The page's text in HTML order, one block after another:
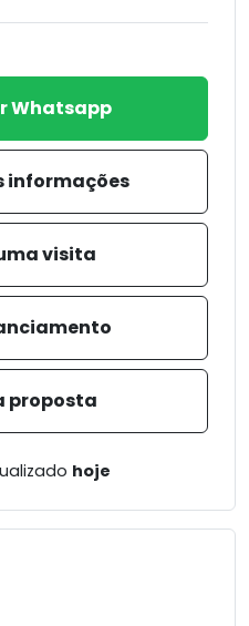
Whatsapp
informações
visita
proposta
hoje